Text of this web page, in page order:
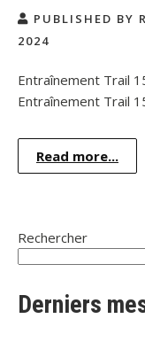
PUBLISHED BY
2024
Entraînement Trail
Entraînement Trail
Read more...
Rechercher
Derniers